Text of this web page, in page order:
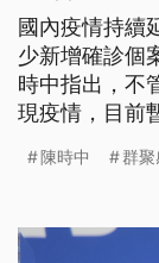
國內疫情持續
少新增確診個
時中指出，不
現疫情，目前
陳時中 群聚